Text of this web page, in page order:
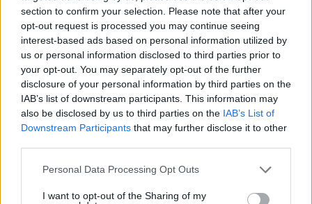
section to confirm your selection. Please note that after your
opt-out request is processed you may continue seeing
interest-based ads based on personal information utilized by
us or personal information disclosed to third parties prior to
your opt-out. You may separately opt-out of the further
disclosure of your personal information by third parties on the
IAB’s list of downstream participants. This information may
also be disclosed by us to third parties on the IAB’s List of
Downstream Participants that may further disclose it to other
Please note that this website/app uses one or more Google
not limited to your visit or usage behaviour. You may click to
Personal Data Processing Opt Outs
I want to opt-out of the Sharing of my
αποτέφρωση του συντονιστή που σκοτώθηκε
μετά τη σύγκρουση ελικοπτέρων στην Ψάθα,
φωτογραφίες